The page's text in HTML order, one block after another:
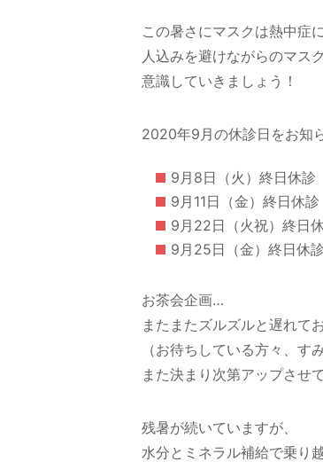
この暑さにマスクは熱中症
人込みを避けながらのマス
意識していきましょう！
2020年9月の休診日をお知
9月8日（火）終日休診
9月11日（金）終日休診
9月22日（火祝）終日
9月25日（金）終日休診
お茶会企画…
またまたズルズルと遅れて
（お待ちしている方々、す
また決まり次第アップさせ
残暑が続いていますが、
水分とミネラル補給で乗り